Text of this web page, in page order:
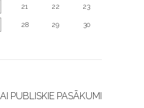
21 22 23
28 29 30
PUBLISKIE PASĀKUMI